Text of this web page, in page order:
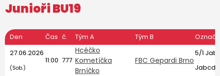
Junioři BU19
Den Čas č. Tým A Tým B
27.06.2026
(Sob.)
11:00 777
Hcéčko
Kometíčka
Brníčko
FBC Gepardi Brno
5/1